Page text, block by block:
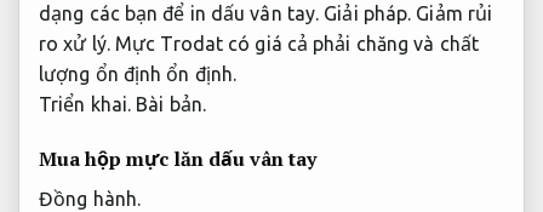
dạng các bạn để in dấu vân tay. Giải pháp. Giảm rủi
ro xử lý. Mực Trodat có giá cả phải chăng và chất
lượng ổn định ổn định.
Triển khai. Bài bản.
Mua hộp mực lăn dấu vân tay
Đồng hành.